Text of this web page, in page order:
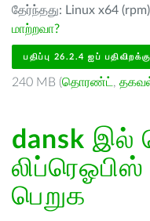
தேர்ந்தது: Linux x64
மாற்றவா?
பதிப்பு 26.2.4 ஐப் பதிவிறக்கு
240 MB (தொரண்ட் ,
dansk இல்
பெறுக